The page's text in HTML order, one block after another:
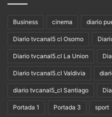
Business cinema diario
Diario tvcanal5 cl Osorno
Diario tvcanal5.cl La Union
Diario tvcanal5.cl Valdivia
diario tvcanal5_cl Santiago
Portada 1 Portada 3 sport